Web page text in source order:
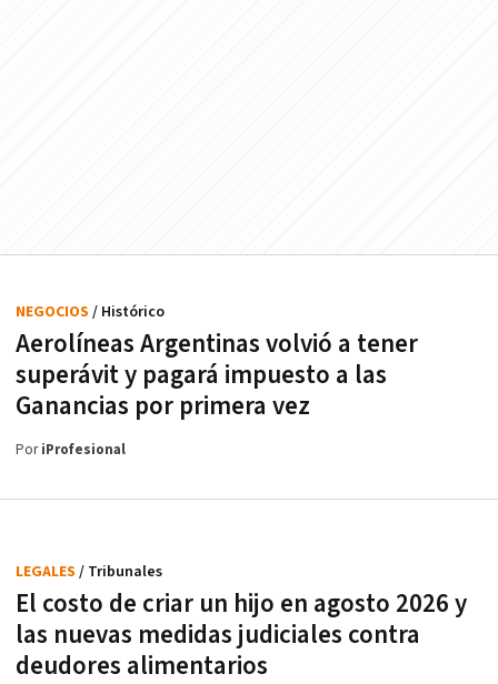
Aerolíneas Argentinas volvió a tener
superávit y pagará impuesto a las
Ganancias por primera vez
NEGOCIOS / Histórico
PoriProfesional
El costo de criar un hijo en agosto 2026 y
las nuevas medidas judiciales contra
deudores alimentarios
LEGALES / Tribunales